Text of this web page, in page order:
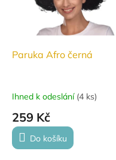
Paruka Afro černá
Ihned k odeslání (4 ks)
259 Kč
Do košíku